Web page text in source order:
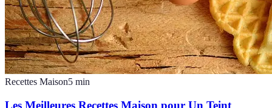
Recettes Maison5 min
Les Meilleures Recettes Maison pour Un Teint